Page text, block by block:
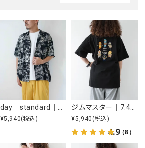
¥5,940(税込)
ジムマスター｜7.4OZ YOU GOT THIS 刺繍Tee [[G721707]][D]
¥5,940 (税込)
4.9（8）